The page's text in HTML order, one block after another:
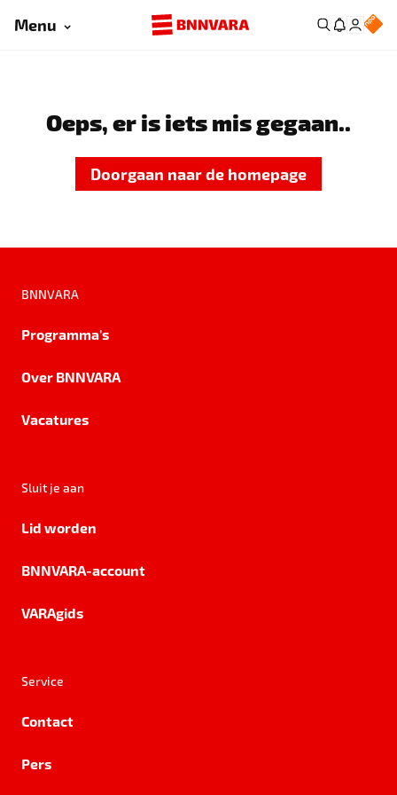
Menu
Oeps, er is iets mis gegaan..
Doorgaan naar de homepage
BNNVARA
Programma's
Over BNNVARA
Vacatures
Sluit je aan
Lid worden
BNNVARA-account
VARAgids
Service
Contact
Pers